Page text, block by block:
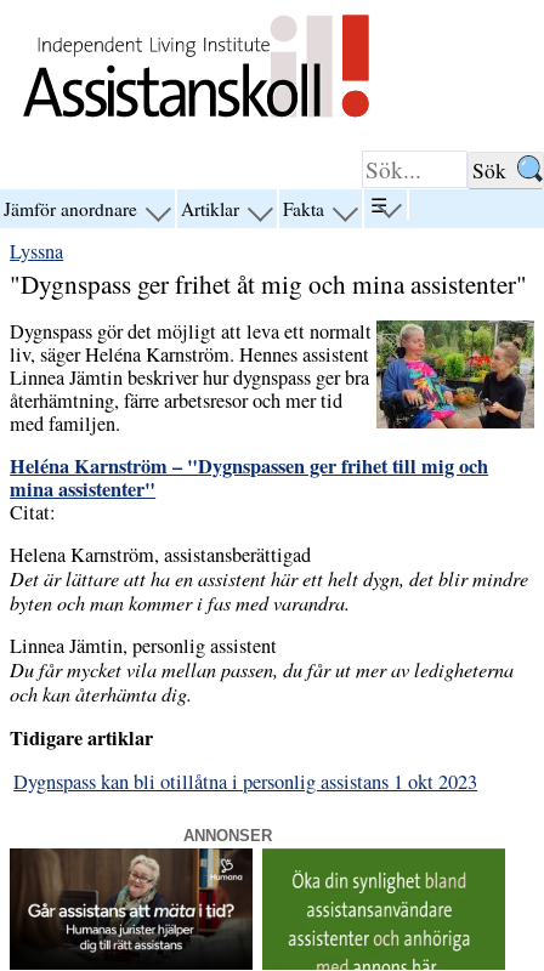
Jämför anordnare visa
“Jämför
anordnare”
Artiklar visa
“Artiklar”
Fakta visa
“Fakta”
☰visa
menyn
Lyssna
"Dygnspass ger frihet åt mig och mina assistenter"
Dygnspass gör det möjligt att leva ett normalt
liv, säger Heléna Karnström. Hennes assistent
Linnea Jämtin beskriver hur dygnspass ger bra
återhämtning, färre arbetsresor och mer tid
med familjen.
Heléna Karnström – "Dygnspassen ger frihet till mig och
mina assistenter"
Citat:
Helena Karnström, assistansberättigad
Det är lättare att ha en assistent här ett helt dygn, det blir mindre
byten och man kommer i fas med varandra.
Linnea Jämtin, personlig assistent
Du får mycket vila mellan passen, du får ut mer av ledigheterna
och kan återhämta dig.
Tidigare artiklar
Dygnspass kan bli otillåtna i personlig assistans 1 okt 2023
ANNONSER